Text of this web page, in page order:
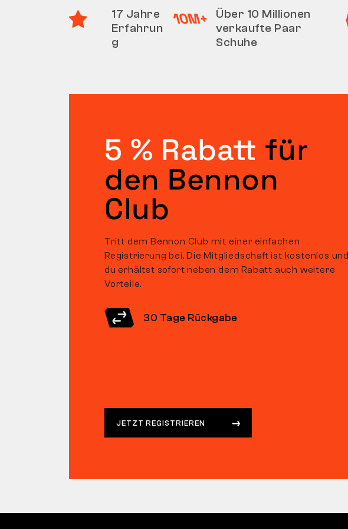
17 Jahre
Erfahrun
g
Über 10 Millionen
verkaufte Paar
Schuhe
5 % Rabatt für
den Bennon
Club
Tritt dem Bennon Club mit einer einfachen
Registrierung bei. Die Mitgliedschaft ist kostenlos und
du erhältst sofort neben dem Rabatt auch weitere
Vorteile.
30 Tage Rückgabe
JETZT REGISTRIEREN